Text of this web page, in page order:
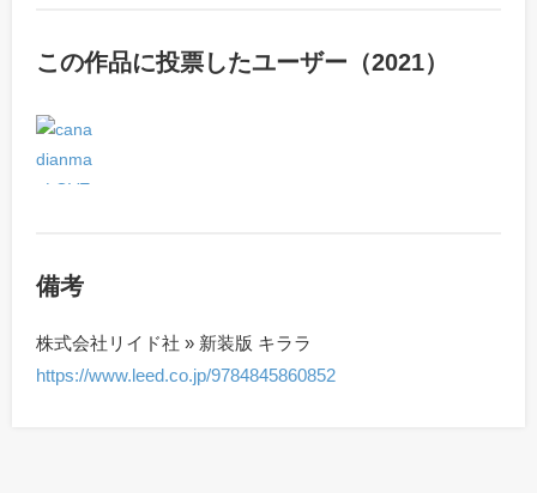
この作品に投票したユーザー（2021）
備考
株式会社リイド社 » 新装版 キララ
https://www.leed.co.jp/9784845860852